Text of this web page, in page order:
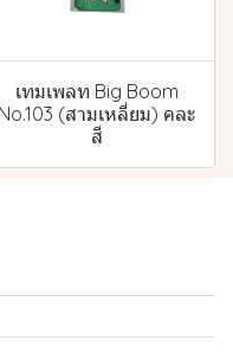
เทมเพลท Big Boom
No.103 (สามเหลี่ยม) คละ
สี